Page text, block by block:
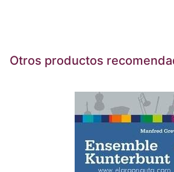
Otros productos